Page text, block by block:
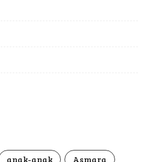
anak-anak Asmara